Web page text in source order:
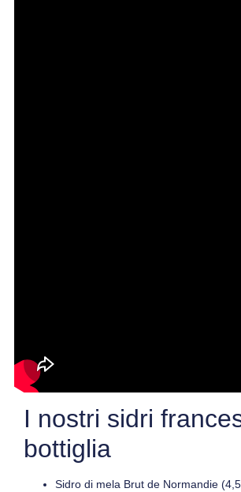
I nostri sidri
bottiglia
Sidro di mela Brut de Normandie